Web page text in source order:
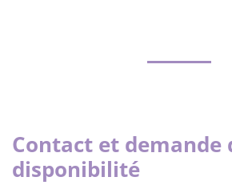
Contact et demande
disponibilité